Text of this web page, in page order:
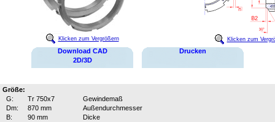
Klicken zum Vergrößern Klicken zum
Download CAD
2D/3D
Drucken
Größe:
G:
Tr 750x7
Gewindemaß
Dm:
870 mm
Außendurchmesser
B:
90 mm
Dicke